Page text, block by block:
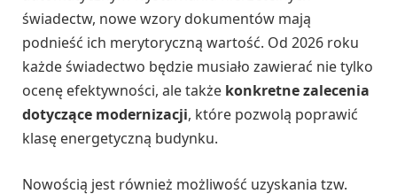
świadectw, nowe wzory dokumentów mają
podnieść ich merytoryczną wartość. Od 2026 roku
każde świadectwo będzie musiało zawierać nie tylko
ocenę efektywności, ale także konkretne zalecenia
dotyczące modernizacji, które pozwolą poprawić
klasę energetyczną budynku.
Nowością jest również możliwość uzyskania tzw.